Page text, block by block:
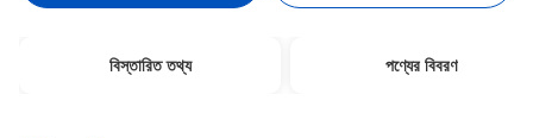
বিস্তারিত তথ্য পণ্যের বিবরণ